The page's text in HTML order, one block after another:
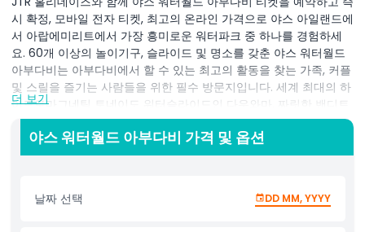
시 확정, 모바일 전자 티켓, 최고의 온라인 가격으로 야스 아일랜드에
서 아랍에미리트에서 가장 흥미로운 워터파크 중 하나를 경험하세
요. 60개 이상의 놀이기구, 슬라이드 및 명소를 갖춘 야스 워터월드
아부다비는 아부다비에서 할 수 있는 최고의 활동을 찾는 가족, 커플
및 스릴을 즐기는 사람들을 위한 필수 방문지입니다. 세계 최대의 하
이드로마그네틱 토네이도 워터슬라이드인 다우와마, 짜릿한 밴디트
봄버 워터 코스터, 리와 루프, 팔콘스 팔라즈, 흥미진진한 로스트 시
티 구역 등 세계적으로 유명한 명소를 즐기세요. 에미라티 전설인
"로스트 펄"을 주제로 설계된 이 공원은 모든 연령대 방문객을 위한
합합니다. 거대한 암와즈 웨이브 풀에서 휴식을 취하거나 알 라하 강
을 따라 떠다니거나 어린 방문객들이 가족 친화적인 명소와 스플래
더 보기
야스 워터월드 아부다비 가격 및 옵션
날짜 선택 DD MM, YYYY